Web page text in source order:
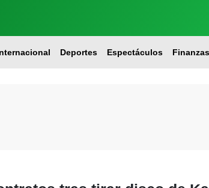
Deportes Espectáculos Finanzas